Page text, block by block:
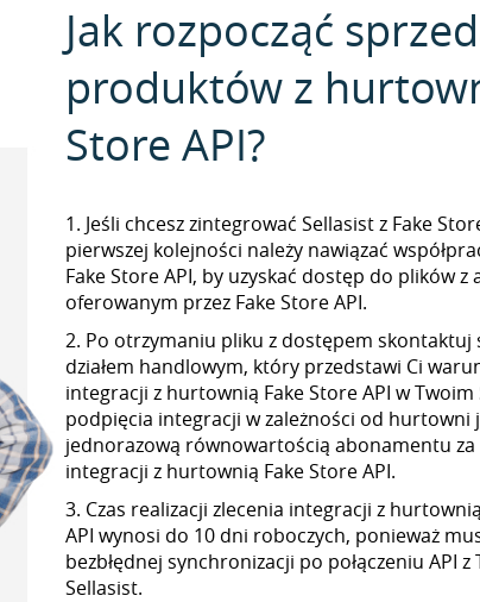
Jak rozpocząć
produktów z
Store API?
1. Jeśli chcesz zintegrować Sellasist z Fake
pierwszej kolejności należy nawiązać
Fake Store API, by uzyskać dostęp do plików
oferowanym przez Fake Store API.
2. Po otrzymaniu pliku z dostępem skontaktuj
działem handlowym, który przedstawi Ci
integracji z hurtownią Fake Store API w Twoim
podpięcia integracji w zależności od hurtowni
jednorazową równowartością abonamentu
integracji z hurtownią Fake Store API.
3. Czas realizacji zlecenia integracji z
API wynosi do 10 dni roboczych, ponieważ
bezbłędnej synchronizacji po połączeniu API z
Sellasist.